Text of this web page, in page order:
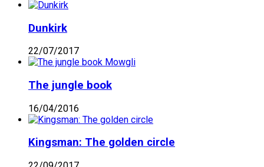
Dunkirk
22/07/2017
The jungle book
16/04/2016
Kingsman: The golden circle